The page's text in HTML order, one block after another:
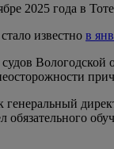
2025 года в
известно в
генеральный
обязательного